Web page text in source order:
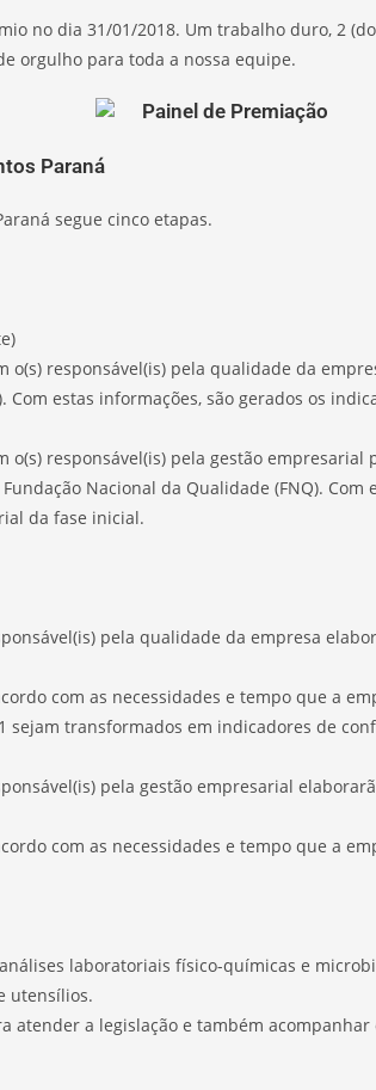
no dia 31/01/2018. Um trabalho duro, 2
orgulho para toda a nossa equipe.
Paraná
segue cinco etapas.
o(s) responsável(is) pela qualidade da
Com estas informações, são gerados os
o(s) responsável(is) pela gestão
Nacional da Qualidade (FNQ).
da fase inicial.
pela qualidade da empresa
com as necessidades e tempo que a
sejam transformados em indicadores de
pela gestão empresarial
com as necessidades e tempo que a
laboratoriais físico-químicas e
utensílios.
atender a legislação e também